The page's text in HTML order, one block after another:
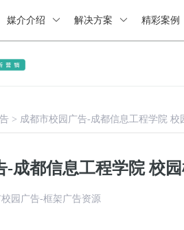
媒介介绍 解决方案 精彩案例
> 成都市校园广告-成都信息工程学院 校
-成都信息工程学院 校
园广告-框架广告资源